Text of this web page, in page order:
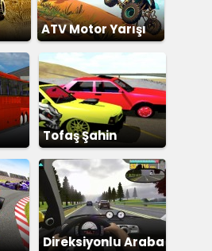
ATV Motor Yarışı
Tofaş Şahin
Direksiyonlu Araba